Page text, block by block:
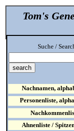
Tom's
Suche /
Nachnamen,
Personenliste,
Ahnenliste /